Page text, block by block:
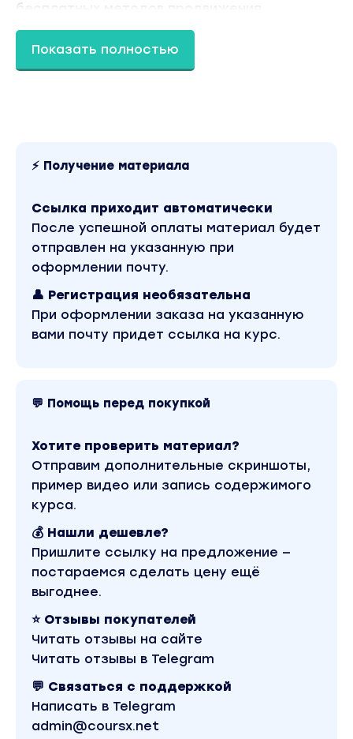
бесплатных методов продвижения
Вконтакте.
Вы находитесь на странице товара
«Александра Гуреева - Большая книга
«Александра Гуреева» можно найти через
поиск по сайту.
Показать полностью
⚡ Получение материала
Ссылка приходит автоматически
После успешной оплаты материал будет
отправлен на указанную при
оформлении почту.
👤 Регистрация необязательна
При оформлении заказа на указанную
вами почту придет ссылка на курс.
💬 Помощь перед покупкой
Хотите проверить материал?
Отправим дополнительные скриншоты,
пример видео или запись содержимого
курса.
💰 Нашли дешевле?
Пришлите ссылку на предложение —
постараемся сделать цену ещё
выгоднее.
⭐ Отзывы покупателей
Читать отзывы на сайте
Читать отзывы в Telegram
💬 Связаться с поддержкой
Написать в Telegram
admin@coursx.net